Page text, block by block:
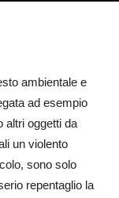
ambientale e
ad esempio
altri oggetti da
un violento
sono solo
repentaglio la